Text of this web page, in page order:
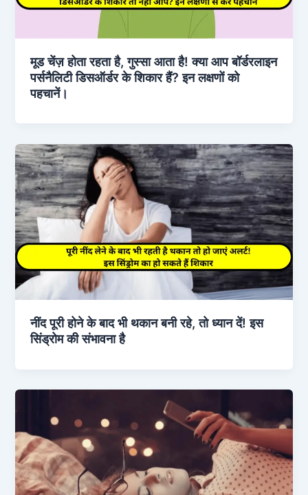
मूड चेंज़ होता रहता है, गुस्सा आता है! क्या आप बॉर्डरलाइन
पर्सनैलिटी डिसऑर्डर के शिकार हैं? इन लक्षणों को
पहचानें।
नींद पूरी होने के बाद भी थकान बनी रहे, तो ध्यान दें! इस
सिंड्रोम की संभावना है